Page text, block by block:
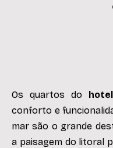
Os quartos do
conforto e
mar são o grande
a paisagem do litoral